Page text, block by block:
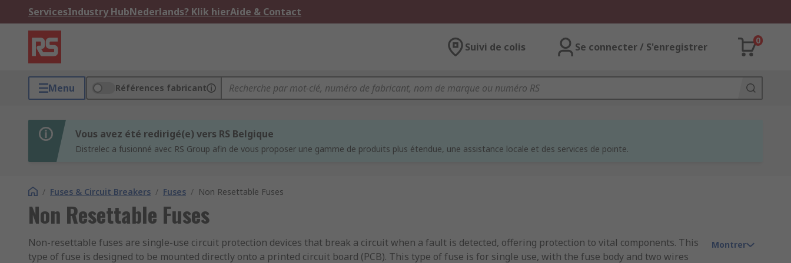
ServicesIndustry HubNederlands? Klik hierAide & Contact
Suivi de colis Se connecter / S'enregistrer
0
Menu Références fabricant
Vous avez été redirigé(e) vers RS Belgique
Distrelec a fusionné avec RS Group afin de vous proposer une gamme de produits plus étendue, une assistance locale et des services de pointe.
/ Fuses & Circuit Breakers / Fuses / Non Resettable Fuses
Non Resettable Fuses
Non-resettable fuses are single-use circuit protection devices that break a circuit when a fault is detected, offering protection to vital components. This
type of fuse is designed to be mounted directly onto a printed circuit board (PCB). This type of fuse is for single use, with the fuse body and two wires
Montrer